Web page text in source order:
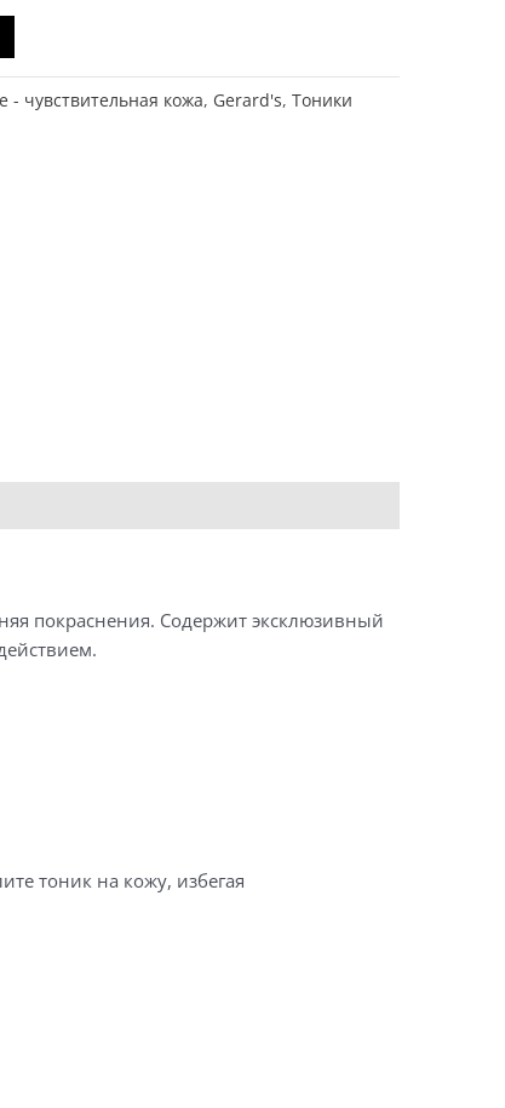
- чувствительная кожа, Gerard's, Тоники
покраснения. Содержит эксклюзивный
тоник на кожу, избегая